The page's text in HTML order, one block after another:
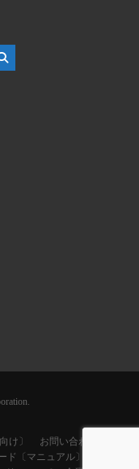
け〕
お問い合わせ〔法人
ド〔マニュアル〕